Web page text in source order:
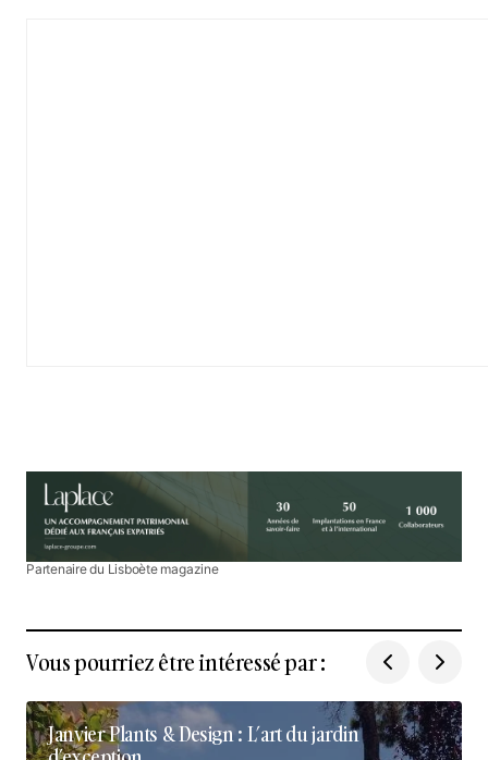
Partenaire du Lisboète magazine
Vous pourriez être intéressé par :
Janvier Plants & Design : L’art du jardin